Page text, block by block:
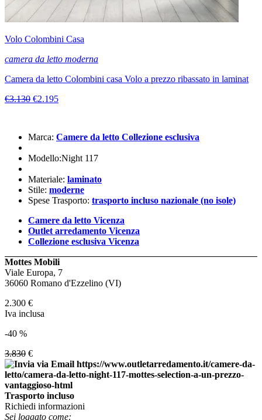
Volo Colombini Casa
camera da letto moderna
Camera da letto Colombini casa Volo a prezzo ribassato in laminat
€3.130 €2.195
Marca: Camere da letto Collezione esclusiva
Modello:Night 117
Materiale: laminato
Stile: moderne
Spese Trasporto: trasporto incluso nazionale (no isole)
Camere da letto Vicenza
Outlet arredamento Vicenza
Collezione esclusiva Vicenza
Mottes Mobili
Viale Europa, 7
36060 Romano d'Ezzelino (VI)
2.300 €
Iva inclusa
-40 %
3.830 €
Trasporto incluso
Richiedi informazioni
Sei loggato come: